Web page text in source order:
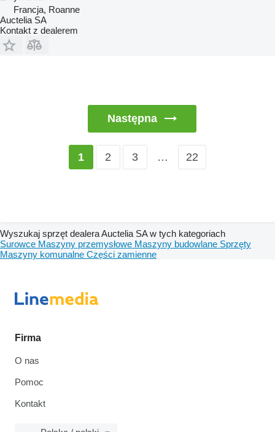
Francja, Roanne
Auctelia SA
Kontakt z dealerem
Następna
1 2 3 … 22
Wyszukaj sprzęt dealera Auctelia SA w tych kategoriach
Surowce Maszyny przemysłowe Maszyny budowlane Sprzęty
Maszyny komunalne Części zamienne
Firma
O nas
Pomoc
Kontakt